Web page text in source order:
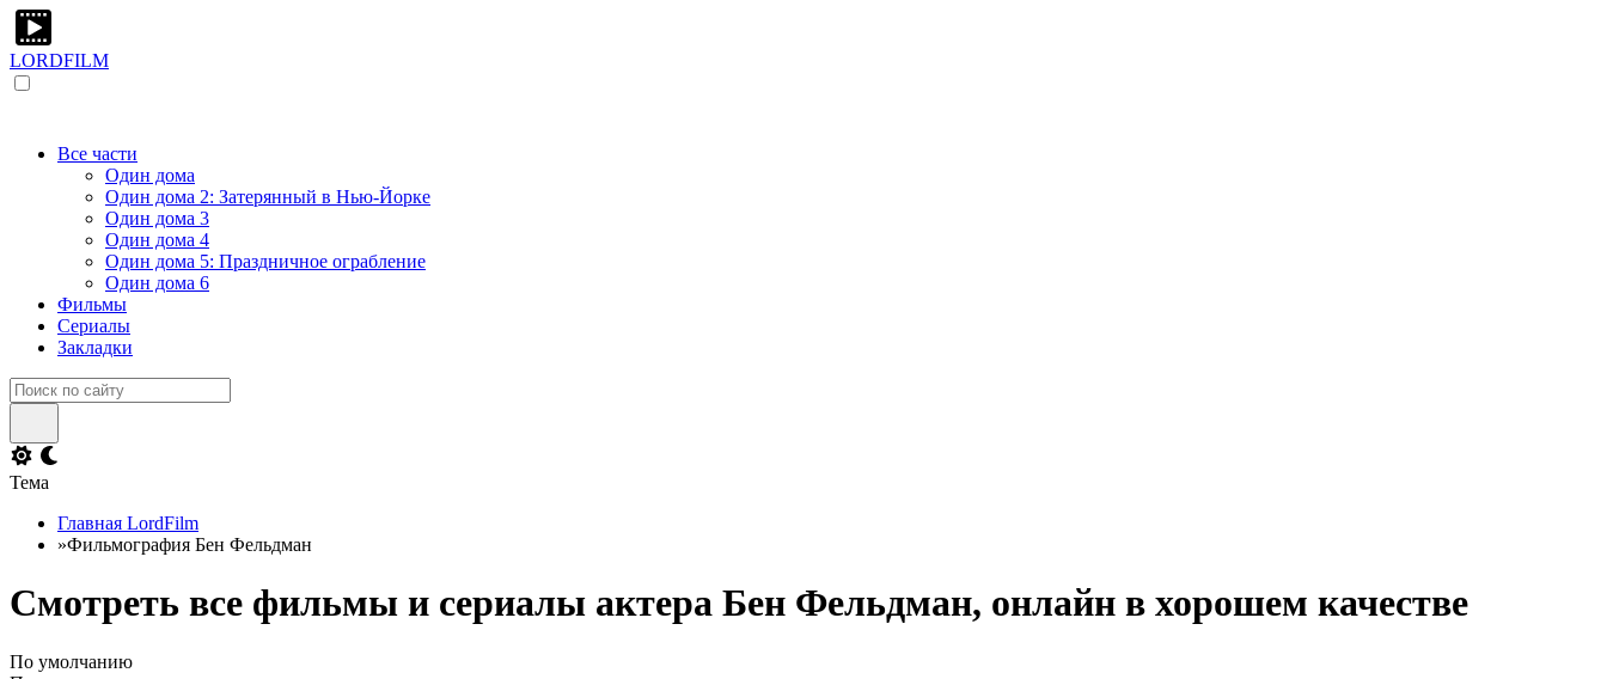
LORDFILM
Все части
Один дома
Один дома 2: Затерянный в Нью-Йорке
Один дома 3
Один дома 4
Один дома 5: Праздничное ограбление
Один дома 6
Фильмы
Сериалы
Закладки
Тема
Главная LordFilm
»Фильмография Бен Фельдман
Смотреть все фильмы и сериалы актера Бен Фельдман, онлайн в хорошем качестве
По умолчанию